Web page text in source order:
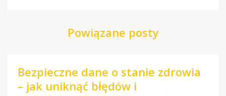
Powiązane posty
Bezpieczne dane o stanie zdrowia
– jak uniknąć błędów i